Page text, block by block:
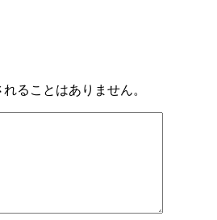
ることはありません。